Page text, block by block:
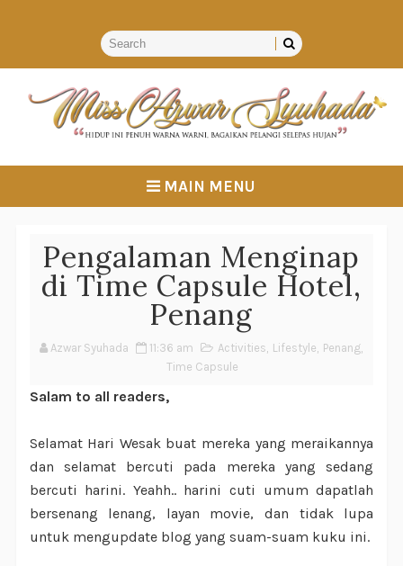
MAIN MENU
Pengalaman Menginap
di Time Capsule Hotel,
Penang
Azwar Syuhada 11:36 am Activities Lifestyle Penang
Time Capsule
Salam to all readers,
Selamat Hari Wesak buat mereka yang meraikannya
dan selamat bercuti pada mereka yang sedang
bercuti harini. Yeahh.. harini cuti umum dapatlah
bersenang lenang, layan movie, dan tidak lupa
untuk mengupdate blog yang suam-suam kuku ini.